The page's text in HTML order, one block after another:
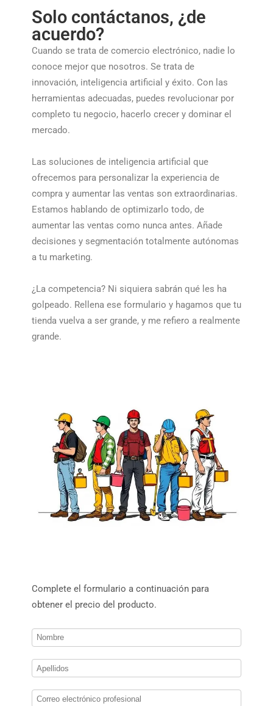
Solo contáctanos, ¿de
acuerdo?
Cuando se trata de comercio electrónico, nadie lo
conoce mejor que nosotros. Se trata de
innovación, inteligencia artificial y éxito. Con las
herramientas adecuadas, puedes revolucionar por
completo tu negocio, hacerlo crecer y dominar el
mercado.
Las soluciones de inteligencia artificial que
ofrecemos para personalizar la experiencia de
compra y aumentar las ventas son extraordinarias.
Estamos hablando de optimizarlo todo, de
aumentar las ventas como nunca antes. Añade
decisiones y segmentación totalmente autónomas
a tu marketing.
¿La competencia? Ni siquiera sabrán qué les ha
golpeado. Rellena ese formulario y hagamos que tu
tienda vuelva a ser grande, y me refiero a realmente
grande.
Complete el formulario a continuación para
obtener el precio del producto.